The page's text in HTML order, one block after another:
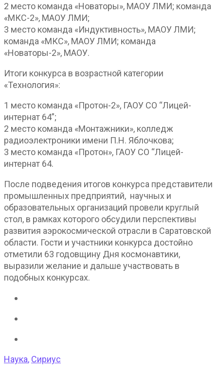
2 место команда «Новаторы», МАОУ ЛМИ; команда
«МКС-2», МАОУ ЛМИ;
3 место команда «Индуктивность», МАОУ ЛМИ;
команда «МКС», МАОУ ЛМИ; команда
«Новаторы-2», МАОУ.
Итоги конкурса в возрастной категории
«Технология»:
1 место команда «Протон-2», ГАОУ СО “Лицей-
интернат 64”;
2 место команда «Монтажники», колледж
радиоэлектроники имени П.Н. Яблочкова;
3 место команда «Протон», ГАОУ СО “Лицей-
интернат 64.
После подведения итогов конкурса представители
промышленных предприятий, научных и
образовательных организаций провели круглый
стол, в рамках которого обсудили перспективы
развития аэрокосмической отрасли в Саратовской
области. Гости и участники конкурса достойно
отметили 63 годовщину Дня космонавтики,
выразили желание и дальше участвовать в
подобных конкурсах.
Наука, Сириус